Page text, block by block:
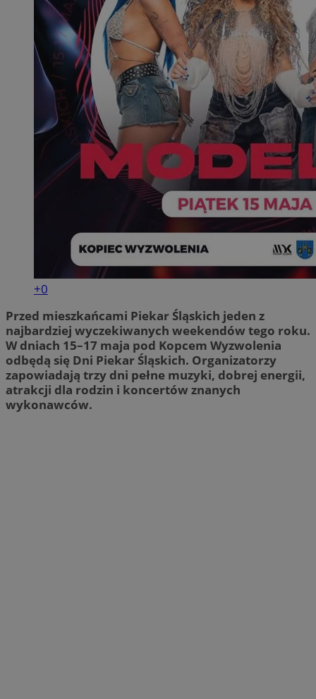
+0
Przed mieszkańcami Piekar Śląskich jeden z
najbardziej wyczekiwanych weekendów tego roku.
W dniach 15–17 maja pod Kopcem Wyzwolenia
odbędą się Dni Piekar Śląskich. Organizatorzy
zapowiadają trzy dni pełne muzyki, dobrej energii,
atrakcji dla rodzin i koncertów znanych
wykonawców.